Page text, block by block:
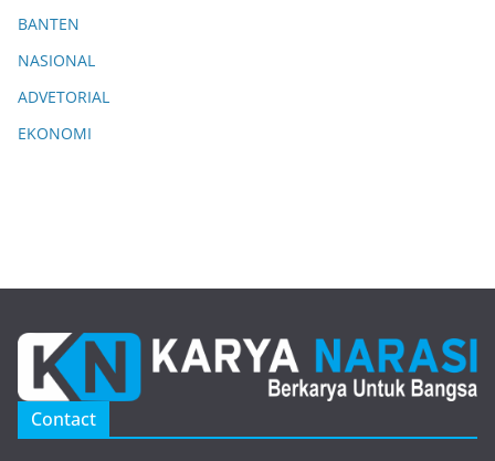
BANTEN
NASIONAL
ADVETORIAL
EKONOMI
Contact